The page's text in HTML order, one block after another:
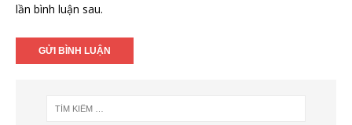
lần bình luận sau.